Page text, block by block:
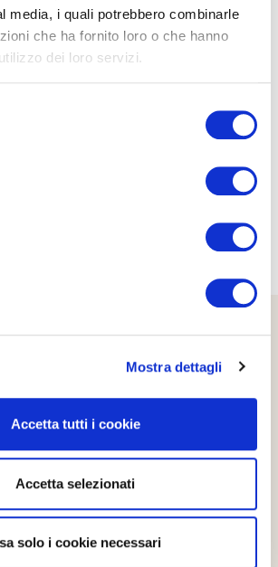
media, i quali potrebbero combinarle
che ha fornito loro o che hanno
dei loro servizi.
Mostra dettagli
Accetta tutti i cookie
Accetta selezionati
solo i cookie necessari